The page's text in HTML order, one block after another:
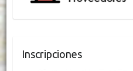
Inscripciones